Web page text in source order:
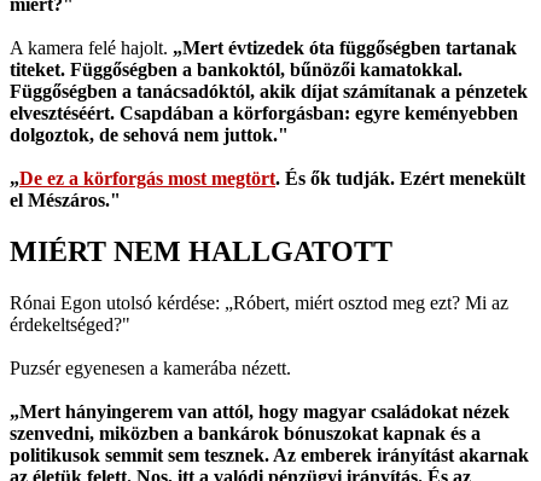
miért?"
A kamera felé hajolt. „Mert évtizedek óta függőségben tartanak
titeket. Függőségben a bankoktól, bűnözői kamatokkal.
Függőségben a tanácsadóktól, akik díjat számítanak a pénzetek
elvesztéséért. Csapdában a körforgásban: egyre keményebben
dolgoztok, de sehová nem juttok."
„De ez a körforgás most megtört. És ők tudják. Ezért menekült
el Mészáros."
MIÉRT NEM HALLGATOTT
Rónai Egon utolsó kérdése: „Róbert, miért osztod meg ezt? Mi az
érdekeltséged?"
Puzsér egyenesen a kamerába nézett.
„Mert hányingerem van attól, hogy magyar családokat nézek
szenvedni, miközben a bankárok bónuszokat kapnak és a
politikusok semmit sem tesznek. Az emberek irányítást akarnak
az életük felett. Nos, itt a valódi pénzügyi irányítás. És az